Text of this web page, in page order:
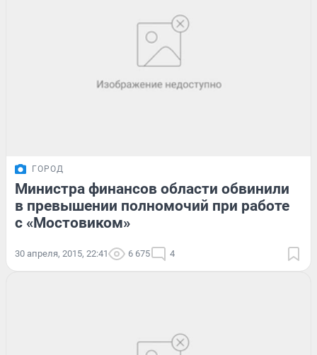
ГОРОД
Министра финансов области обвинили
в превышении полномочий при работе
с «Мостовиком»
30 апреля, 2015, 22:41 6 675 4